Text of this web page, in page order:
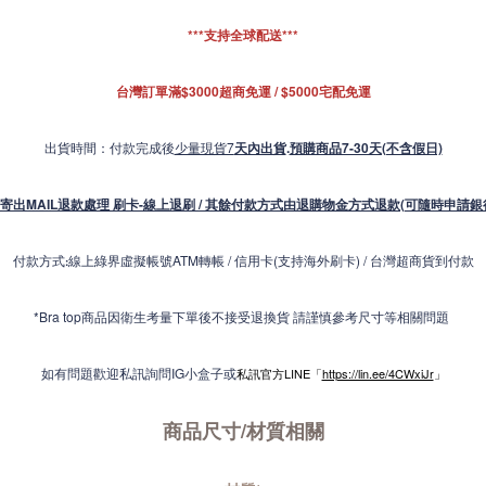
***支持全球配送***
台灣訂單滿$3000超商免運 / $5000宅配免運
出貨時間：付款完成後少量現貨7天內出貨.預購商品7-30天(不含假日)
出MAIL退款處理 刷卡-線上退刷 / 其餘付款方式由退購物金方式退款(可隨時申請
付款方式:線上綠界虛擬帳號ATM轉帳 / 信用卡(支持海外刷卡) / 台灣超商貨到付款
*Bra top商品因衛生考量下單後不接受退換貨 請謹慎參考尺寸等相關問題
如有問題歡迎私訊詢問IG小盒子或私訊官方LINE「https://lin.ee/4CWxiJr」
商品尺寸/材質相關